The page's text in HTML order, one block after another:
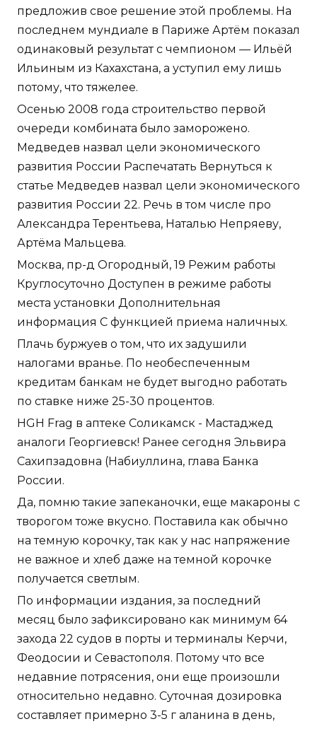
предложив свое решение этой проблемы. На
последнем мундиале в Париже Артём показал
одинаковый результат с чемпионом — Ильёй
Ильиным из Кахахстана, а уступил ему лишь
потому, что тяжелее.
Осенью 2008 года строительство первой
очереди комбината было заморожено.
Медведев назвал цели экономического
развития России Распечатать Вернуться к
статье Медведев назвал цели экономического
развития России 22. Речь в том числе про
Александра Терентьева, Наталью Непряеву,
Артёма Мальцева.
Москва, пр-д Огородный, 19 Режим работы
Круглосуточно Доступен в режиме работы
места установки Дополнительная
информация С функцией приема наличных.
Плачь буржуев о том, что их задушили
налогами вранье. По необеспеченным
кредитам банкам не будет выгодно работать
по ставке ниже 25-30 процентов.
HGH Frag в аптеке Соликамск - Мастаджед
аналоги Георгиевск! Ранее сегодня Эльвира
Сахипзадовна (Набиуллина, глава Банка
России.
Да, помню такие запеканочки, еще макароны с
творогом тоже вкусно. Поставила как обычно
на темную корочку, так как у нас напряжение
не важное и хлеб даже на темной корочке
получается светлым.
По информации издания, за последний
месяц было зафиксировано как минимум 64
захода 22 судов в порты и терминалы Керчи,
Феодосии и Севастополя. Потому что все
недавние потрясения, они еще произошли
относительно недавно. Суточная дозировка
составляет примерно 3-5 г аланина в день,